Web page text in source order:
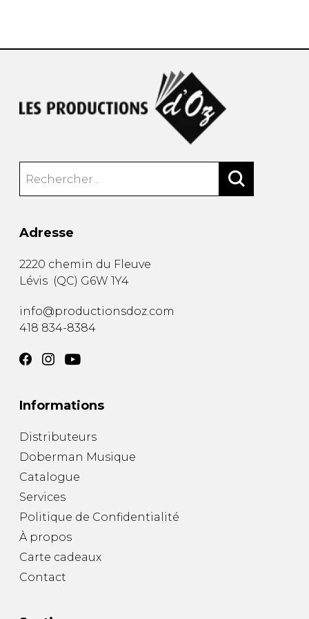
Adresse
2220 chemin du Fleuve
Lévis (QC) G6W 1Y4
info@productionsdoz.com
418 834-8384
Informations
Distributeurs
Doberman Musique
Catalogue
Services
Politique de Confidentialité
À propos
Carte cadeaux
Contact